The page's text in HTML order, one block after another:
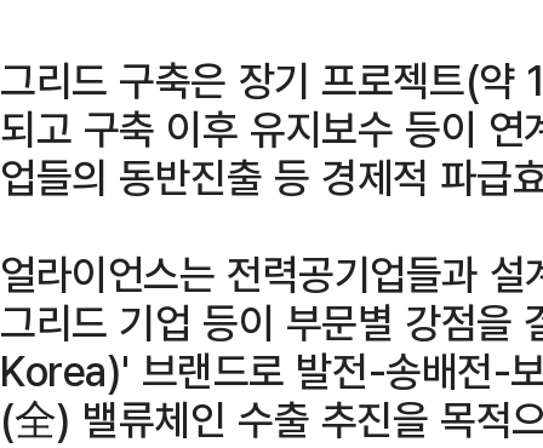
그리드 구축은 장기 프로젝트(약
되고 구축 이후 유지보수 등이
업들의 동반진출 등 경제적 파급
얼라이언스는 전력공기업들과 설
그리드 기업 등이 부문별 강점을
Korea)' 브랜드로 발전-송배전-
(全) 밸류체인 수출 추진을 목적